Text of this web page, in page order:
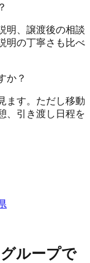
明、譲渡後の相談
明の丁寧さも比べ
か？
ます。ただし移動
、引き渡し日程を
ループで